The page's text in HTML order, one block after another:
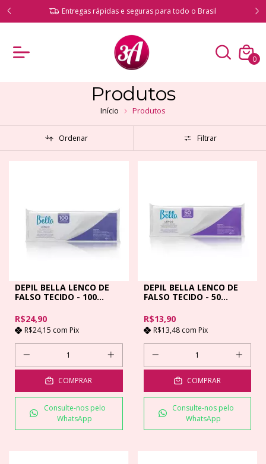
Compre com total segurança e produtos originais
garantidos
0
Produtos
Início Produtos
Ordenar Filtrar
DEPIL BELLA LENCO DE
FALSO TECIDO - 100
R$24,90
R$24,15 com Pix
COMPRAR
Consulte-nos pelo
WhatsApp
DEPIL BELLA LENCO DE
FALSO TECIDO - 50
R$13,90
R$13,48 com Pix
COMPRAR
Consulte-nos pelo
WhatsApp